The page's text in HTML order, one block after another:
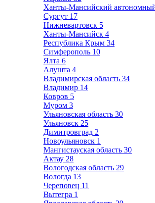
Ханты-Мансийский
Сургут 17
Нижневартовск 5
Ханты-Мансийск 4
Республика Крым 34
Симферополь 10
Ялта 6
Алушта 4
Владимирская область 34
Владимир 14
Ковров 5
Муром 3
Ульяновская область 30
Ульяновск 25
Димитровград 2
Новоульяновск 1
Мангистауская область 30
Актау 28
Вологодская область 29
Вологда 13
Череповец 11
Вытегра 1